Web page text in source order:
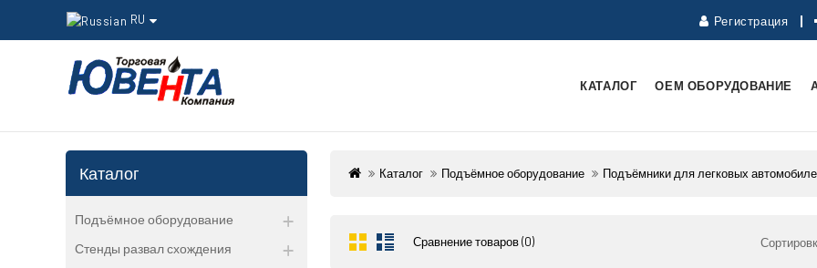
RU Регистрация
КАТАЛОГ ОЕМ ОБОРУДОВАНИЕ
Каталог
Подъёмное оборудование
Стенды развал схождения
Каталог Подъёмное оборудование Подъёмники для легковых
Сравнение товаров (0)